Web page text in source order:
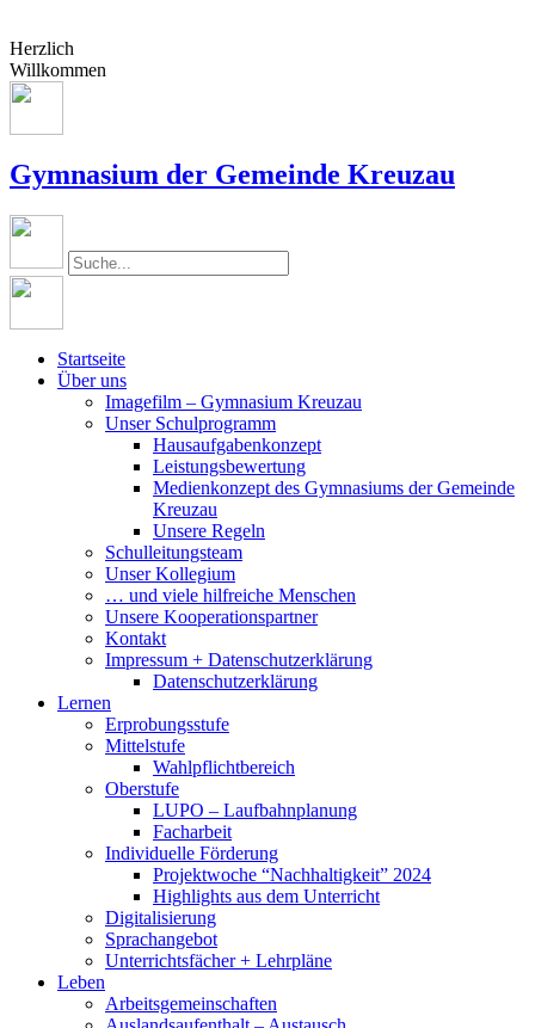
Herzlich
Willkommen
Gymnasium der Gemeinde Kreuzau
Startseite
Über uns
Imagefilm – Gymnasium Kreuzau
Unser Schulprogramm
Hausaufgabenkonzept
Leistungsbewertung
Medienkonzept des Gymnasiums der Gemeinde
Kreuzau
Unsere Regeln
Schulleitungsteam
Unser Kollegium
… und viele hilfreiche Menschen
Unsere Kooperationspartner
Kontakt
Impressum + Datenschutzerklärung
Datenschutzerklärung
Lernen
Erprobungsstufe
Mittelstufe
Wahlpflichtbereich
Oberstufe
LUPO – Laufbahnplanung
Facharbeit
Individuelle Förderung
Projektwoche “Nachhaltigkeit” 2024
Highlights aus dem Unterricht
Digitalisierung
Sprachangebot
Unterrichtsfächer + Lehrpläne
Leben
Arbeitsgemeinschaften